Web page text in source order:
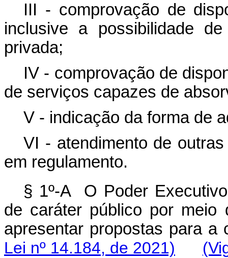
III - comprovação de
inclusive a possibilidade
privada;
IV - comprovação de
de serviços capazes de
V - indicação da forma de
VI - atendimento de
em regulamento.
§ 1º-A O Poder
de caráter público por meio
apresentar propostas para a
Lei nº 14.184, de 2021)